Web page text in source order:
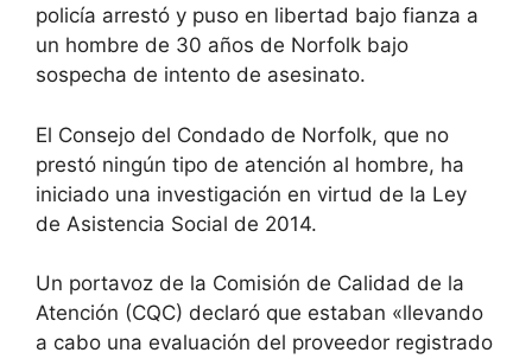
policía arrestó y puso en libertad bajo fianza a
un hombre de 30 años de Norfolk bajo
sospecha de intento de asesinato.
El Consejo del Condado de Norfolk, que no
prestó ningún tipo de atención al hombre, ha
iniciado una investigación en virtud de la Ley
de Asistencia Social de 2014.
Un portavoz de la Comisión de Calidad de la
Atención (CQC) declaró que estaban «llevando
a cabo una evaluación del proveedor registrado